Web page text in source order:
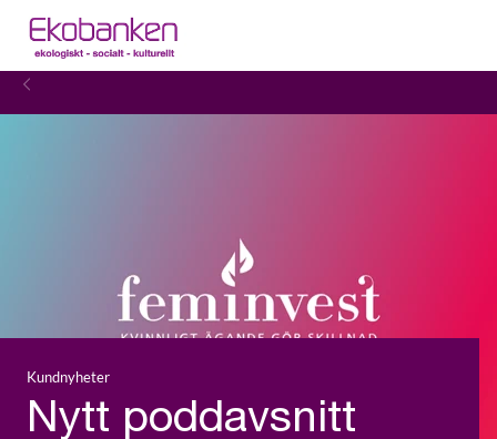
Kundnyheter
Nytt poddavsnitt